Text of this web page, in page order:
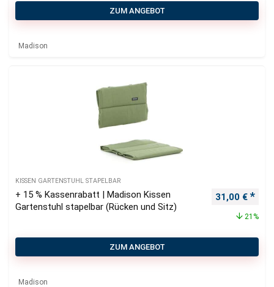
ZUM ANGEBOT
Madison
KISSEN GARTENSTUHL STAPELBAR
+ 15 % Kassenrabatt | Madison Kissen
Gartenstuhl stapelbar (Rücken und Sitz)
31,00 €
21%
ZUM ANGEBOT
Madison